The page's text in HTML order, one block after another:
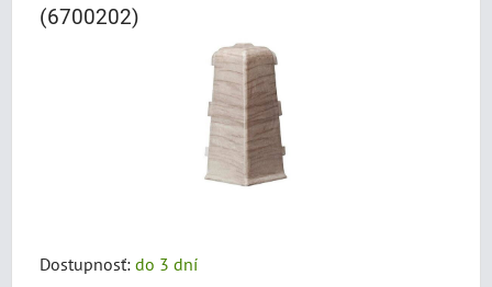
(6700202)
Dostupnosť: do 3 dní